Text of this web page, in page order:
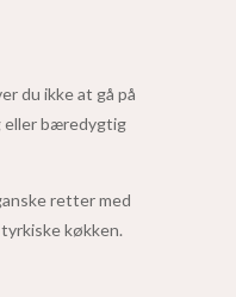
du ikke at gå på
eller bæredygtig
retter med
køkken.